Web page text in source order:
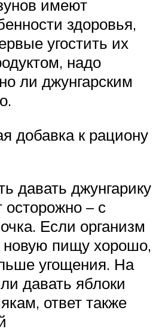
имеют
здоровья,
угостить их
надо
ли джунгарским
добавка к рациону
давать джунгарику
осторожно – с
Если организм
новую пищу хорошо,
угощения. На
давать яблоки
ответ также